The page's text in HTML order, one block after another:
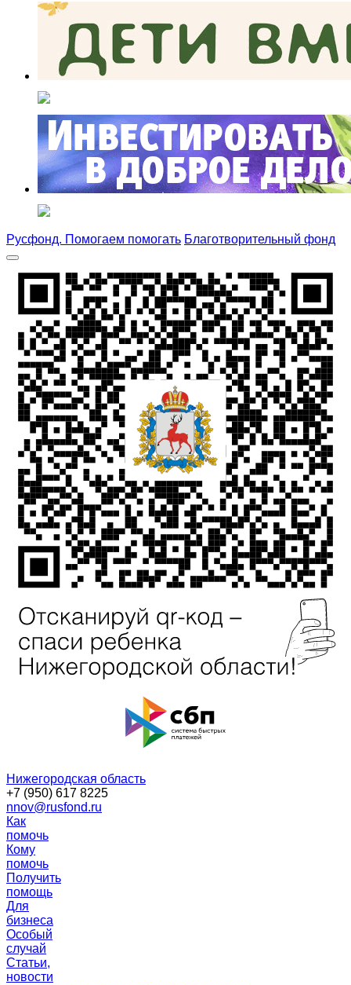
Русфонд. Помогаем помогать Благотворительный фонд
Нижегородская область
+7 (950) 617 8225
nnov@rusfond.ru
Как
помочь
Кому
помочь
Получить
помощь
Для
бизнеса
Особый
случай
Статьи,
новости